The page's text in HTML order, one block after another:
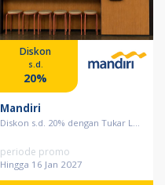
Diskon
s.d.
20%
Mandiri
Diskon s.d. 20% dengan Tukar L...
periode promo
Hingga 16 Jan 2027